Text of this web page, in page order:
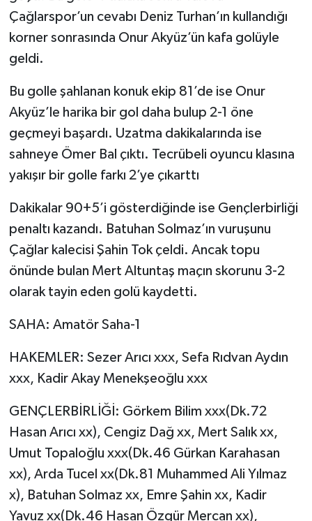
Çağlarspor’un cevabı Deniz Turhan’ın kullandığı
korner sonrasında Onur Akyüz’ün kafa golüyle
geldi.
Bu golle şahlanan konuk ekip 81’de ise Onur
Akyüz’le harika bir gol daha bulup 2-1 öne
geçmeyi başardı. Uzatma dakikalarında ise
sahneye Ömer Bal çıktı. Tecrübeli oyuncu klasına
yakışır bir golle farkı 2’ye çıkarttı
Dakikalar 90+5’i gösterdiğinde ise Gençlerbirliği
penaltı kazandı. Batuhan Solmaz’ın vuruşunu
Çağlar kalecisi Şahin Tok çeldi. Ancak topu
önünde bulan Mert Altuntaş maçın skorunu 3-2
olarak tayin eden golü kaydetti.
SAHA: Amatör Saha-1
HAKEMLER: Sezer Arıcı xxx, Sefa Rıdvan Aydın
xxx, Kadir Akay Menekşeoğlu xxx
GENÇLERBİRLİĞİ: Görkem Bilim xxx(Dk.72
Hasan Arıcı xx), Cengiz Dağ xx, Mert Salık xx,
Umut Topaloğlu xxx(Dk.46 Gürkan Karahasan
xx), Arda Tucel xx(Dk.81 Muhammed Ali Yılmaz
x), Batuhan Solmaz xx, Emre Şahin xx, Kadir
Yavuz xx(Dk.46 Hasan Özgür Mercan xx),